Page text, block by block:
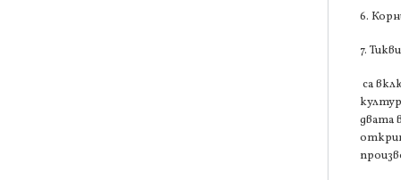
6.
7.
са
двата